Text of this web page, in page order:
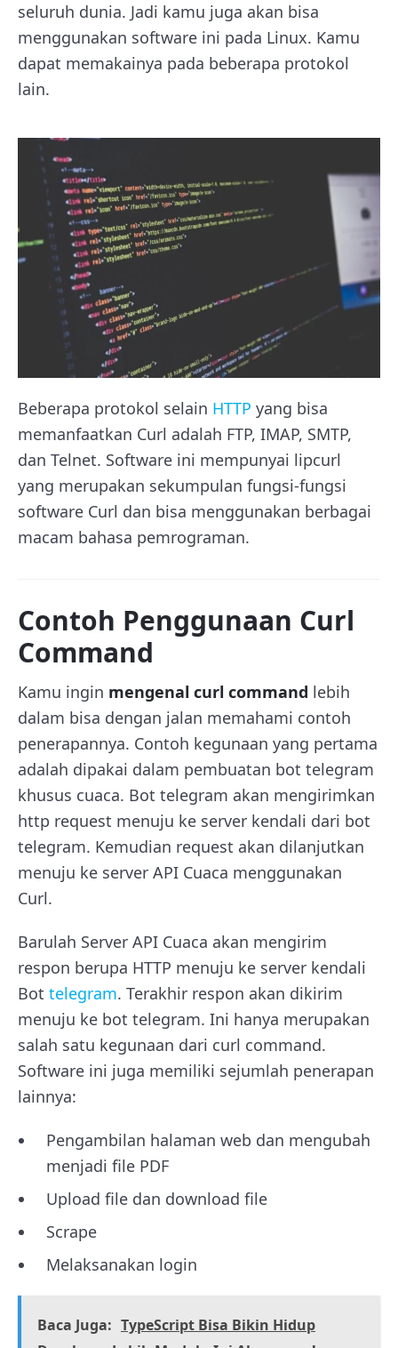
seluruh dunia. Jadi kamu juga akan bisa
menggunakan software ini pada Linux. Kamu
dapat memakainya pada beberapa protokol
lain.
Beberapa protokol selain HTTP yang bisa
memanfaatkan Curl adalah FTP, IMAP, SMTP,
dan Telnet. Software ini mempunyai lipcurl
yang merupakan sekumpulan fungsi-fungsi
software Curl dan bisa menggunakan berbagai
macam bahasa pemrograman.
Contoh Penggunaan Curl
Command
Kamu ingin mengenal curl command lebih
dalam bisa dengan jalan memahami contoh
penerapannya. Contoh kegunaan yang pertama
adalah dipakai dalam pembuatan bot telegram
khusus cuaca. Bot telegram akan mengirimkan
http request menuju ke server kendali dari bot
telegram. Kemudian request akan dilanjutkan
menuju ke server API Cuaca menggunakan
Curl.
Barulah Server API Cuaca akan mengirim
respon berupa HTTP menuju ke server kendali
Bot telegram. Terakhir respon akan dikirim
menuju ke bot telegram. Ini hanya merupakan
salah satu kegunaan dari curl command.
Software ini juga memiliki sejumlah penerapan
lainnya:
Pengambilan halaman web dan mengubah
menjadi file PDF
Upload file dan download file
Scrape
Melaksanakan login
Baca Juga: TypeScript Bisa Bikin Hidup